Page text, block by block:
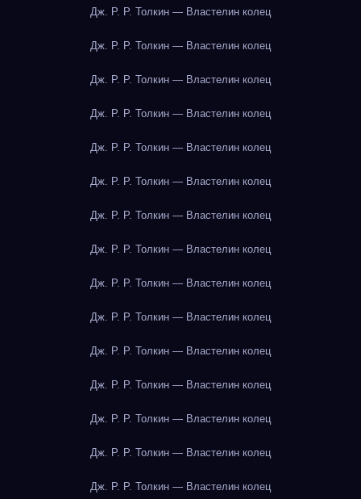
Дж. Р. Р. Толкин — Властелин колец
Дж. Р. Р. Толкин — Властелин колец
Дж. Р. Р. Толкин — Властелин колец
Дж. Р. Р. Толкин — Властелин колец
Дж. Р. Р. Толкин — Властелин колец
Дж. Р. Р. Толкин — Властелин колец
Дж. Р. Р. Толкин — Властелин колец
Дж. Р. Р. Толкин — Властелин колец
Дж. Р. Р. Толкин — Властелин колец
Дж. Р. Р. Толкин — Властелин колец
Дж. Р. Р. Толкин — Властелин колец
Дж. Р. Р. Толкин — Властелин колец
Дж. Р. Р. Толкин — Властелин колец
Дж. Р. Р. Толкин — Властелин колец
Дж. Р. Р. Толкин — Властелин колец